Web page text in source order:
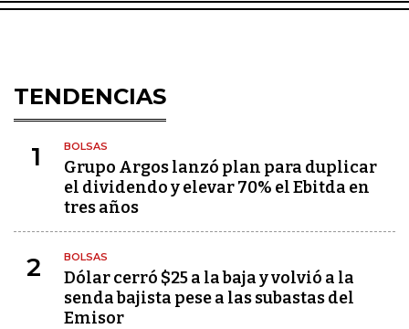
TENDENCIAS
1 BOLSAS
Grupo Argos lanzó plan para duplicar
el dividendo y elevar 70% el Ebitda en
tres años
2 BOLSAS
Dólar cerró $25 a la baja y volvió a la
senda bajista pese a las subastas del
Emisor